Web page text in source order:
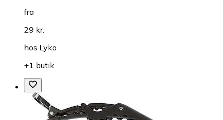
fra
29 kr.
hos Lyko
+1 butik